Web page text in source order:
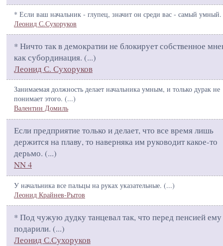
* Если ваш начальник - глупец, значит он среди вас - самый
Леонид С.Сухоруков
* Ничто так в демократии не блокирует собственное
как субординация. (...)
Леонид С. Сухоруков
Занимаемая должность делает начальника умным, и только дурак не
понимает этого. (...)
Валентин Домиль
Если предприятие только и делает, что все время лишь
держится на плаву, то наверняка им руководит какое-то
дерьмо. (...)
NN 4
У начальника все пальцы на руках указательные. (...)
Леонид Крайнев-Рытов
* Под чужую дудку танцевал так, что перед пенсией ему
подарили. (...)
Леонид С.Сухоруков